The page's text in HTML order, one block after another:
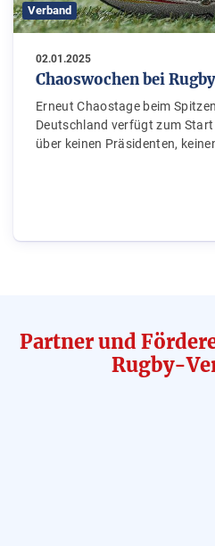
Verband
02.01.2025
Chaoswochen bei
Erneut Chaostage beim
Deutschland verfügt zum
über keinen Präsidenten,
Partner und
Rugby-